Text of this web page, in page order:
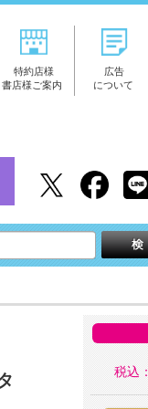
特約店様
書店様ご案内
広告
について
税込：